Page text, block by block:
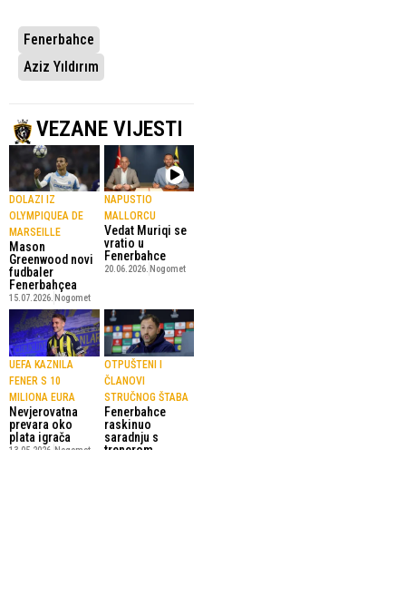
Fenerbahce
Aziz Yıldırım
VEZANE VIJESTI
DOLAZI IZ
OLYMPIQUEA DE
MARSEILLE
Mason
Greenwood novi
fudbaler
Fenerbahçea
15.07.2026. Nogomet
NAPUSTIO
MALLORCU
Vedat Muriqi se
vratio u
Fenerbahce
20.06.2026. Nogomet
UEFA KAZNILA
FENER S 10
MILIONA EURA
Nevjerovatna
prevara oko
plata igrača
13.05.2026. Nogomet
OTPUŠTENI I
ČLANOVI
STRUČNOG ŠTABA
Fenerbahce
raskinuo
saradnju s
trenerom